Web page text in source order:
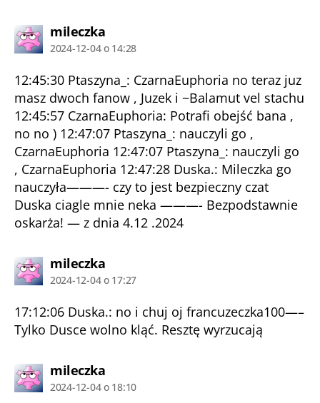
mileczkakomentarz:
2024-12-04 o 14:28
12:45:30 Ptaszyna_: CzarnaEuphoria no teraz juz
masz dwoch fanow , Juzek i ~Balamut vel stachu
12:45:57 CzarnaEuphoria: Potrafi obejść bana ,
no no ) 12:47:07 Ptaszyna_: nauczyli go ,
CzarnaEuphoria 12:47:07 Ptaszyna_: nauczyli go
, CzarnaEuphoria 12:47:28 Duska.: Mileczka go
nauczyła———- czy to jest bezpieczny czat
Duska ciagle mnie neka ———- Bezpodstawnie
oskarża! — z dnia 4.12 .2024
mileczkakomentarz:
2024-12-04 o 17:27
17:12:06 Duska.: no i chuj oj francuzeczka100—–
Tylko Dusce wolno kląć. Resztę wyrzucają
mileczkakomentarz:
2024-12-04 o 18:10